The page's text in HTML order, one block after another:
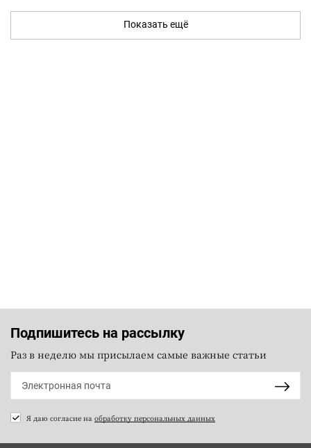
Показать ещё
Подпишитесь на рассылку
Раз в неделю мы присылаем самые важные статьи
Я даю согласие на обработку персональных данных